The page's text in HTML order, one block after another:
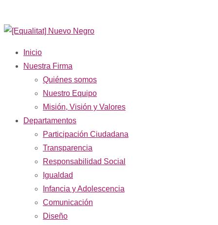
Inicio
Nuestra Firma
Quiénes somos
Nuestro Equipo
Misión, Visión y Valores
Departamentos
Participación Ciudadana
Transparencia
Responsabilidad Social
Igualdad
Infancia y Adolescencia
Comunicación
Diseño